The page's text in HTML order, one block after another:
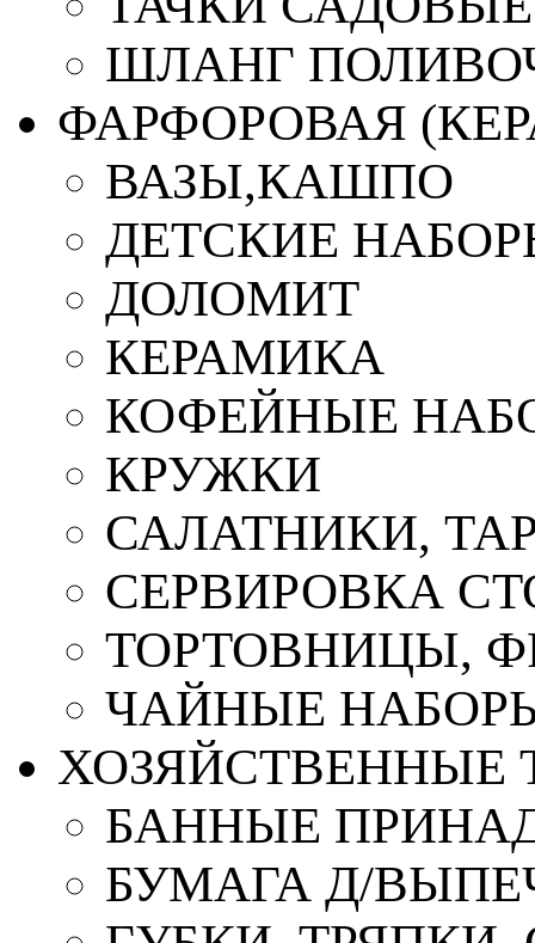
ШЛАНГ
ФАРФОРОВАЯ
ВАЗЫ,КАШПО
ДЕТСКИЕ
ДОЛОМИТ
КЕРАМИКА
КОФЕЙНЫЕ
КРУЖКИ
САЛАТНИКИ,
СЕРВИРОВКА
ТОРТОВНИЦЫ,
ЧАЙНЫЕ
ХОЗЯЙСТВЕННЫЕ
БАННЫЕ
БУМАГА Д/